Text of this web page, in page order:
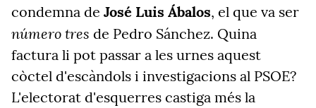
condemna de José Luis Ábalos, el que va ser
número tres de Pedro Sánchez. Quina
factura li pot passar a les urnes aquest
còctel d'escàndols i investigacions al PSOE?
L'electorat d'esquerres castiga més la